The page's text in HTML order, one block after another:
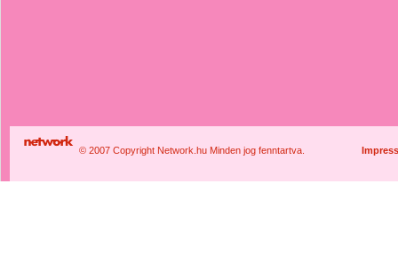
© 2007 Copyright Network.hu Minden jog fenntartva.